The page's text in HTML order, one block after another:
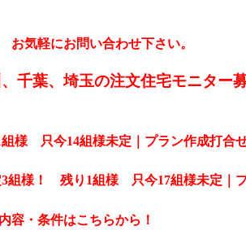
お気軽にお問い合わせ下さい。
千葉、埼玉の注文住宅モニター
様只今14組様未定｜プラン作成打合せ
3組様！ 残り1組様只今17組様未定｜
容・条件はこちらから！